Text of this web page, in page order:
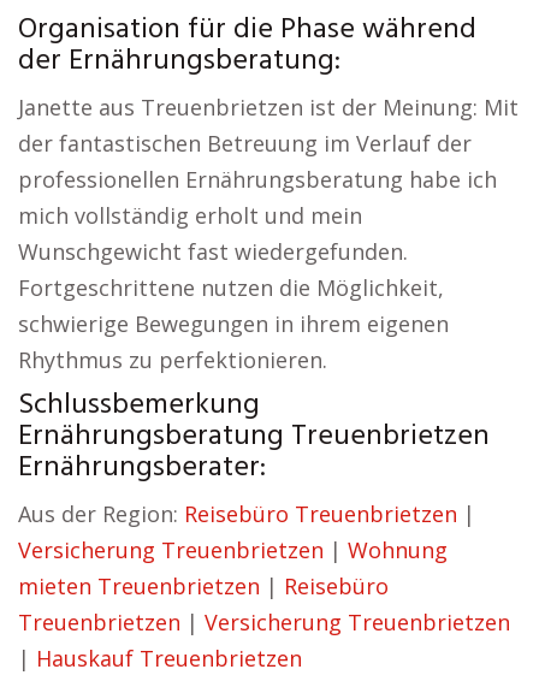
Organisation für die Phase während
der Ernährungsberatung:
Janette aus Treuenbrietzen ist der Meinung: Mit
der fantastischen Betreuung im Verlauf der
professionellen Ernährungsberatung habe ich
mich vollständig erholt und mein
Wunschgewicht fast wiedergefunden.
Fortgeschrittene nutzen die Möglichkeit,
schwierige Bewegungen in ihrem eigenen
Rhythmus zu perfektionieren.
Schlussbemerkung
Ernährungsberatung Treuenbrietzen
Ernährungsberater:
Aus der Region: Reisebüro Treuenbrietzen |
Versicherung Treuenbrietzen | Wohnung
mieten Treuenbrietzen | Reisebüro
Treuenbrietzen | Versicherung Treuenbrietzen
| Hauskauf Treuenbrietzen